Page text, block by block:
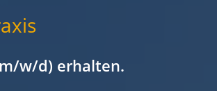
w/d) erhalten.